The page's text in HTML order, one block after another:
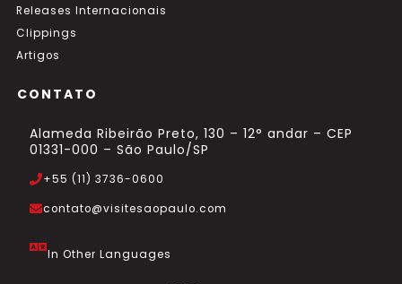
Releases Internacionais
Clippings
Artigos
CONTATO
Alameda Ribeirão Preto, 130 – 12° andar – CEP
01331-000 – São Paulo/SP
+55 (11) 3736-0600
contato@visitesaopaulo.com
In Other Languages